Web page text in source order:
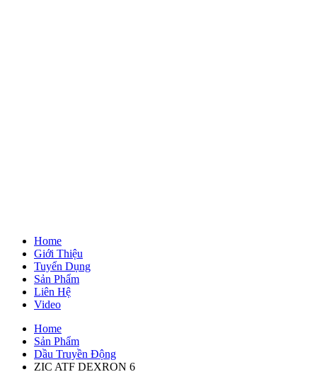
Home
Giới Thiệu
Tuyển Dụng
Sản Phẩm
Liên Hệ
Video
Home
Sản Phẩm
Dầu Truyền Động
ZIC ATF DEXRON 6